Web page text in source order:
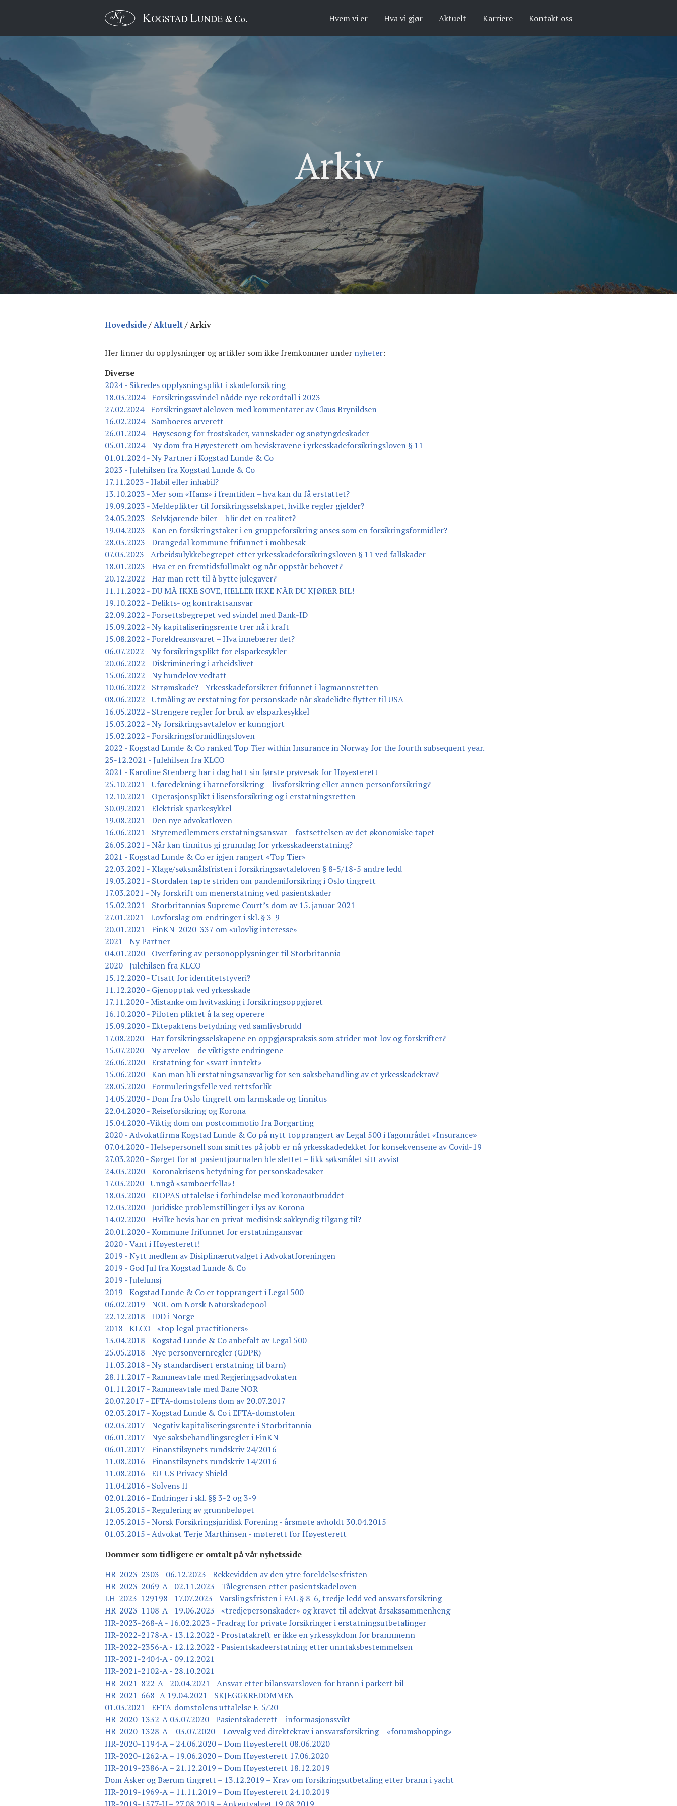
Hvem vi er Hva vi gjør Aktuelt Karriere Kontakt oss
Arkiv
Hovedside/Aktuelt/Arkiv
Her finner du opplysninger og artikler som ikke fremkommer under nyheter:
Diverse
2024 - Sikredes opplysningsplikt i skadeforsikring
18.03.2024 - Forsikringssvindel nådde nye rekordtall i 2023
27.02.2024 - Forsikringsavtaleloven med kommentarer av Claus Brynildsen
16.02.2024 - Samboeres arverett
26.01.2024 - Høysesong for frostskader, vannskader og snøtyngdeskader
05.01.2024 - Ny dom fra Høyesterett om beviskravene i yrkesskadeforsikringsloven § 11
01.01.2024 - Ny Partner i Kogstad Lunde & Co
2023 - Julehilsen fra Kogstad Lunde & Co
17.11.2023 - Habil eller inhabil?
13.10.2023 - Mer som «Hans» i fremtiden – hva kan du få erstattet?
19.09.2023 - Meldeplikter til forsikringsselskapet, hvilke regler gjelder?
24.05.2023 - Selvkjørende biler – blir det en realitet?
19.04.2023 - Kan en forsikringstaker i en gruppeforsikring anses som en forsikringsformidler?
28.03.2023 - Drangedal kommune frifunnet i mobbesak
07.03.2023 - Arbeidsulykkebegrepet etter yrkesskadeforsikringsloven § 11 ved fallskader
18.01.2023 - Hva er en fremtidsfullmakt og når oppstår behovet?
20.12.2022 - Har man rett til å bytte julegaver?
11.11.2022 - DU MÅ IKKE SOVE, HELLER IKKE NÅR DU KJØRER BIL!
19.10.2022 - Delikts- og kontraktsansvar
22.09.2022 - Forsettsbegrepet ved svindel med Bank-ID
15.09.2022 - Ny kapitaliseringsrente trer nå i kraft
15.08.2022 - Foreldreansvaret – Hva innebærer det?
06.07.2022 - Ny forsikringsplikt for elsparkesykler
20.06.2022 - Diskriminering i arbeidslivet
15.06.2022 - Ny hundelov vedtatt
10.06.2022 - Strømskade? - Yrkesskadeforsikrer frifunnet i lagmannsretten
08.06.2022 - Utmåling av erstatning for personskade når skadelidte flytter til USA
16.05.2022 - Strengere regler for bruk av elsparkesykkel
15.03.2022 - Ny forsikringsavtalelov er kunngjort
15.02.2022 - Forsikringsformidlingsloven
2022 - Kogstad Lunde & Co ranked Top Tier within Insurance in Norway for the fourth subsequent year.
25-12.2021 - Julehilsen fra KLCO
2021 - Karoline Stenberg har i dag hatt sin første prøvesak for Høyesterett
25.10.2021 - Uføredekning i barneforsikring – livsforsikring eller annen personforsikring?
12.10.2021 - Operasjonsplikt i lisensforsikring og i erstatningsretten
30.09.2021 - Elektrisk sparkesykkel
19.08.2021 - Den nye advokatloven
16.06.2021 - Styremedlemmers erstatningsansvar – fastsettelsen av det økonomiske tapet
26.05.2021 - Når kan tinnitus gi grunnlag for yrkesskadeerstatning?
2021 - Kogstad Lunde & Co er igjen rangert «Top Tier»
22.03.2021 - Klage/søksmålsfristen i forsikringsavtaleloven § 8-5/18-5 andre ledd
19.03.2021 - Stordalen tapte striden om pandemiforsikring i Oslo tingrett
17.03.2021 - Ny forskrift om menerstatning ved pasientskader
15.02.2021 - Storbritannias Supreme Court’s dom av 15. januar 2021
27.01.2021 - Lovforslag om endringer i skl. § 3-9
20.01.2021 - FinKN-2020-337 om «ulovlig interesse»
2021 - Ny Partner
04.01.2020 - Overføring av personopplysninger til Storbritannia
2020 - Julehilsen fra KLCO
15.12.2020 - Utsatt for identitetstyveri?
11.12.2020 - Gjenopptak ved yrkesskade
17.11.2020 - Mistanke om hvitvasking i forsikringsoppgjøret
16.10.2020 - Piloten pliktet å la seg operere
15.09.2020 - Ektepaktens betydning ved samlivsbrudd
17.08.2020 - Har forsikringsselskapene en oppgjørspraksis som strider mot lov og forskrifter?
15.07.2020 - Ny arvelov – de viktigste endringene
26.06.2020 - Erstatning for «svart inntekt»
15.06.2020 - Kan man bli erstatningsansvarlig for sen saksbehandling av et yrkesskadekrav?
28.05.2020 - Formuleringsfelle ved rettsforlik
14.05.2020 - Dom fra Oslo tingrett om larmskade og tinnitus
22.04.2020 - Reiseforsikring og Korona
15.04.2020 -Viktig dom om postcommotio fra Borgarting
2020 - Advokatfirma Kogstad Lunde & Co på nytt topprangert av Legal 500 i fagområdet «Insurance»
07.04.2020 - Helsepersonell som smittes på jobb er nå yrkesskadedekket for konsekvensene av Covid-19
27.03.2020 - Sørget for at pasientjournalen ble slettet – fikk søksmålet sitt avvist
24.03.2020 - Koronakrisens betydning for personskadesaker
17.03.2020 - Unngå «samboerfella»!
18.03.2020 - EIOPAS uttalelse i forbindelse med koronautbruddet
12.03.2020 - Juridiske problemstillinger i lys av Korona
14.02.2020 - Hvilke bevis har en privat medisinsk sakkyndig tilgang til?
20.01.2020 - Kommune frifunnet for erstatningansvar
2020 - Vant i Høyesterett!
2019 - Nytt medlem av Disiplinærutvalget i Advokatforeningen
2019 - God Jul fra Kogstad Lunde & Co
2019 - Julelunsj
2019 - Kogstad Lunde & Co er topprangert i Legal 500
06.02.2019 - NOU om Norsk Naturskadepool
22.12.2018 - IDD i Norge
2018 - KLCO - «top legal practitioners»
13.04.2018 - Kogstad Lunde & Co anbefalt av Legal 500
25.05.2018 - Nye personvernregler (GDPR)
11.03.2018 - Ny standardisert erstatning til barn)
28.11.2017 - Rammeavtale med Regjeringsadvokaten
01.11.2017 - Rammeavtale med Bane NOR
20.07.2017 - EFTA-domstolens dom av 20.07.2017
02.03.2017 - Kogstad Lunde & Co i EFTA-domstolen
02.03.2017 - Negativ kapitaliseringsrente i Storbritannia
06.01.2017 - Nye saksbehandlingsregler i FinKN
06.01.2017 - Finanstilsynets rundskriv 24/2016
11.08.2016 - Finanstilsynets rundskriv 14/2016
11.08.2016 - EU-US Privacy Shield
11.04.2016 - Solvens II
02.01.2016 - Endringer i skl. §§ 3-2 og 3-9
21.05.2015 - Regulering av grunnbeløpet
12.05.2015 - Norsk Forsikringsjuridisk Forening - årsmøte avholdt 30.04.2015
01.03.2015 - Advokat Terje Marthinsen - møterett for Høyesterett
Dommer som tidligere er omtalt på vår nyhetsside
HR-2023-2303 - 06.12.2023 - Rekkevidden av den ytre foreldelsesfristen
HR-2023-2069-A - 02.11.2023 - Tålegrensen etter pasientskadeloven
LH-2023-129198 - 17.07.2023 - Varslingsfristen i FAL § 8-6, tredje ledd ved ansvarsforsikring
HR-2023-1108-A - 19.06.2023 - «tredjepersonskader» og kravet til adekvat årsakssammenheng
HR-2023-268-A - 16.02.2023 - Fradrag for private forsikringer i erstatningsutbetalinger
HR-2022-2178-A - 13.12.2022 - Prostatakreft er ikke en yrkessykdom for brannmenn
HR-2022-2356-A - 12.12.2022 - Pasientskadeerstatning etter unntaksbestemmelsen
HR-2021-2404-A - 09.12.2021
HR-2021-2102-A - 28.10.2021
HR-2021-822-A - 20.04.2021 - Ansvar etter bilansvarsloven for brann i parkert bil
HR-2021-668- A 19.04.2021 - SKJEGGKREDOMMEN
01.03.2021 - EFTA-domstolens uttalelse E-5/20
HR-2020-1332-A 03.07.2020 - Pasientskaderett – informasjonssvikt
HR-2020-1328-A – 03.07.2020 – Lovvalg ved direktekrav i ansvarsforsikring – «forumshopping»
HR-2020-1194-A – 24.06.2020 – Dom Høyesterett 08.06.2020
HR-2020-1262-A – 19.06.2020 – Dom Høyesterett 17.06.2020
HR-2019-2386-A – 21.12.2019 – Dom Høyesterett 18.12.2019
Dom Asker og Bærum tingrett – 13.12.2019 – Krav om forsikringsutbetaling etter brann i yacht
HR-2019-1969-A – 11.11.2019 – Dom Høyesterett 24.10.2019